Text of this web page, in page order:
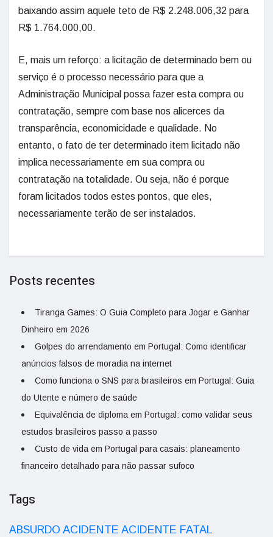
baixando assim aquele teto de R$ 2.248.006,32 para
R$ 1.764.000,00.
E, mais um reforço: a licitação de determinado bem ou
serviço é o processo necessário para que a
Administração Municipal possa fazer esta compra ou
contratação, sempre com base nos alicerces da
transparência, economicidade e qualidade. No
entanto, o fato de ter determinado item licitado não
implica necessariamente em sua compra ou
contratação na totalidade. Ou seja, não é porque
foram licitados todos estes pontos, que eles,
necessariamente terão de ser instalados.
Posts recentes
Tiranga Games: O Guia Completo para Jogar e Ganhar
Dinheiro em 2026
Golpes do arrendamento em Portugal: Como identificar
anúncios falsos de moradia na internet
Como funciona o SNS para brasileiros em Portugal: Guia
do Utente e número de saúde
Equivalência de diploma em Portugal: como validar seus
estudos brasileiros passo a passo
Custo de vida em Portugal para casais: planeamento
financeiro detalhado para não passar sufoco
Tags
ABSURDO ACIDENTE ACIDENTE FATAL